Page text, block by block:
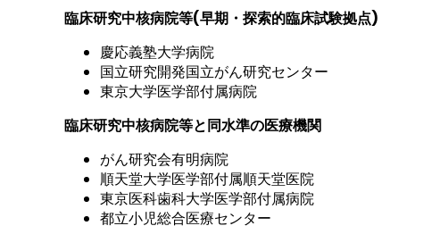
臨床研究中核病院等(早期・探索的臨床試験拠点)
慶応義塾大学病院
国立研究開発国立がん研究センター
東京大学医学部付属病院
臨床研究中核病院等と同水準の医療機関
がん研究会有明病院
順天堂大学医学部付属順天堂医院
東京医科歯科大学医学部付属病院
都立小児総合医療センター